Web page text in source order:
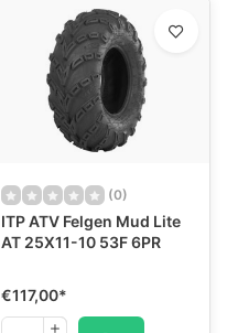
(0)
ITP ATV Felgen Mud Lite
AT 25X11-10 53F 6PR
€117,00*